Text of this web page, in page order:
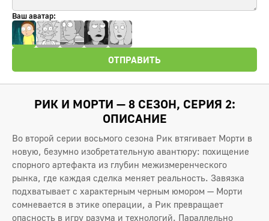
Ваш аватар:
ОТПРАВИТЬ
РИК И МОРТИ — 8 СЕЗОН, СЕРИЯ 2:
ОПИСАНИЕ
Во второй серии восьмого сезона Рик втягивает Морти в
новую, безумно изобретательную авантюру: похищение
спорного артефакта из глубин межизмеренческого
рынка, где каждая сделка меняет реальность. Завязка
подхватывает с характерным черным юмором — Морти
сомневается в этике операции, а Рик превращает
опасность в игру разума и технологий. Параллельно